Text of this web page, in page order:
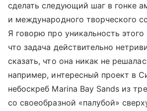
сделать следующий шаг в гонке
и международного творческого
Я говорю про уникальность
что задача действительно
сказать, что она никак не
например, интересный проект в
небоскреб Marina Bay Sands из
со своеобразной «палубой»